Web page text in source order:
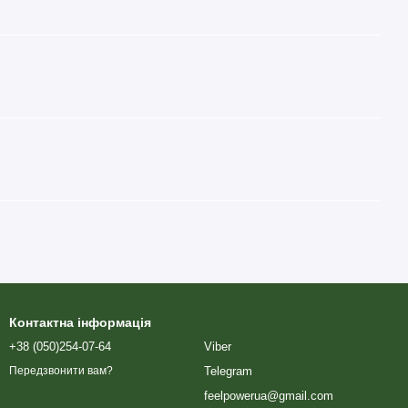
Контактна інформація
+38 (050)254-07-64
Передзвонити вам?
Viber
Telegram
feelpowerua@gmail.com